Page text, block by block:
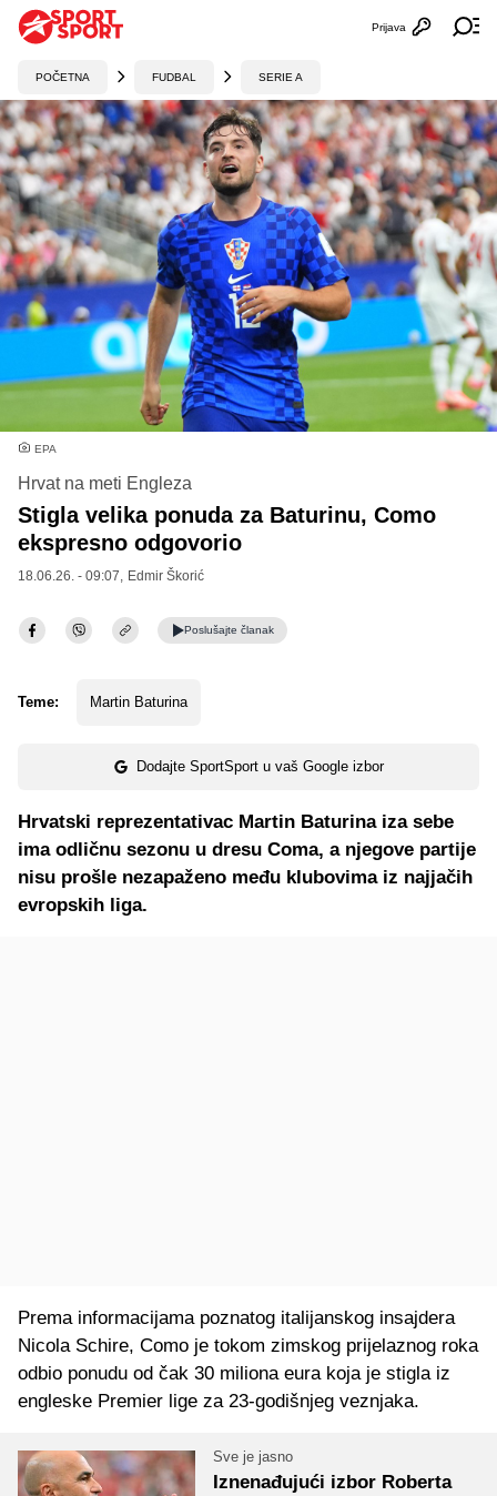
Otvori
Prijava
POČETNA FUDBAL SERIE A
EPA
Hrvat na meti Engleza
Stigla velika ponuda za Baturinu, Como
ekspresno odgovorio
18.06.26. - 09:07, Edmir Škorić
Poslušajte članak
Teme: Martin Baturina
Dodajte SportSport u vaš Google izbor
Hrvatski reprezentativac Martin Baturina iza sebe
ima odličnu sezonu u dresu Coma, a njegove partije
nisu prošle nezapaženo među klubovima iz najjačih
evropskih liga.
Prema informacijama poznatog italijanskog insajdera
Nicola Schire, Como je tokom zimskog prijelaznog roka
odbio ponudu od čak 30 miliona eura koja je stigla iz
engleske Premier lige za 23-godišnjeg veznjaka.
Sve je jasno
Iznenađujući izbor Roberta